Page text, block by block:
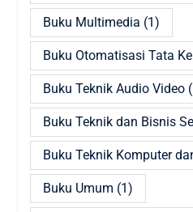
Buku Multimedia (1)
Buku Otomatisasi Tata
Buku Teknik Audio Video
Buku Teknik dan Bisnis
Buku Teknik Komputer
Buku Umum (1)